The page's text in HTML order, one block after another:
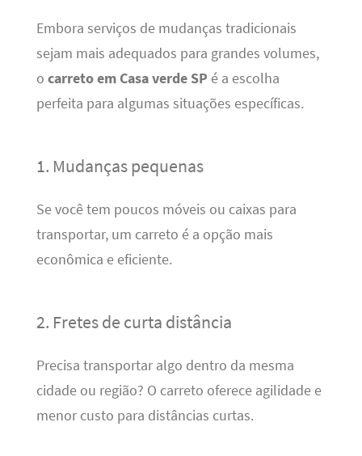
Embora serviços de mudanças tradicionais
sejam mais adequados para grandes volumes,
o carreto em Casa verde SP é a escolha
perfeita para algumas situações específicas.
1. Mudanças pequenas
Se você tem poucos móveis ou caixas para
transportar, um carreto é a opção mais
econômica e eficiente.
2. Fretes de curta distância
Precisa transportar algo dentro da mesma
cidade ou região? O carreto oferece agilidade e
menor custo para distâncias curtas.